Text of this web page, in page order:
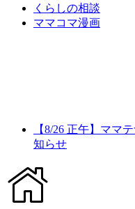
くらしの相談
ママコマ漫画
【8/26 正午】ママ
知らせ